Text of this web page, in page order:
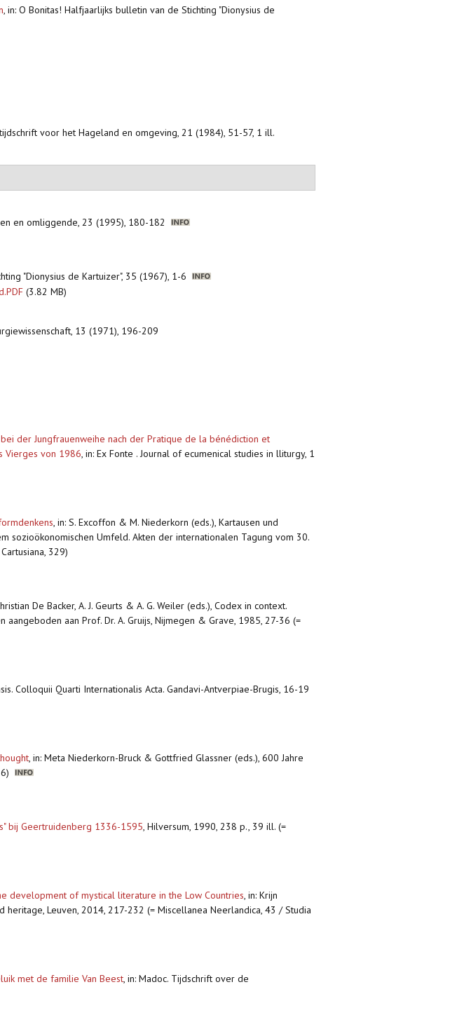
, in: O Bonitas! Halfjaarlijks bulletin van de Stichting "Dionysius de
voor het Hageland en omgeving, 21 (1984), 51-57, 1 ill.
en omliggende, 23 (1995), 180-182
"Dionysius de Kartuizer", 35 (1967), 1-6
(3.82 MB)
13 (1971), 196-209
der Jungfrauenweihe nach der Pratique de la bénédiction et
Vierges von 1986, in: Ex Fonte . Journal of ecumenical studies in lliturgy, 1
, in: S. Excoffon & M. Niederkorn (eds.), Kartausen und
sozioökonomischen Umfeld. Akten der internationalen Tagung vom 30.
329)
De Backer, A. J. Geurts & A. G. Weiler (eds.), Codex in context.
aan Prof. Dr. A. Gruijs, Nijmegen & Grave, 1985, 27-36 (=
Colloquii Quarti Internationalis Acta. Gandavi-Antverpiae-Brugis, 16-19
, in: Meta Niederkorn-Bruck & Gottfried Glassner (eds.), 600 Jahre
bij Geertruidenberg 1336-1595, Hilversum, 1990, 238 p., 39 ill. (=
development of mystical literature in the Low Countries, in: Krijn
heritage, Leuven, 2014, 217-232 (= Miscellanea Neerlandica, 43 / Studia
met de familie Van Beest, in: Madoc. Tijdschrift over de